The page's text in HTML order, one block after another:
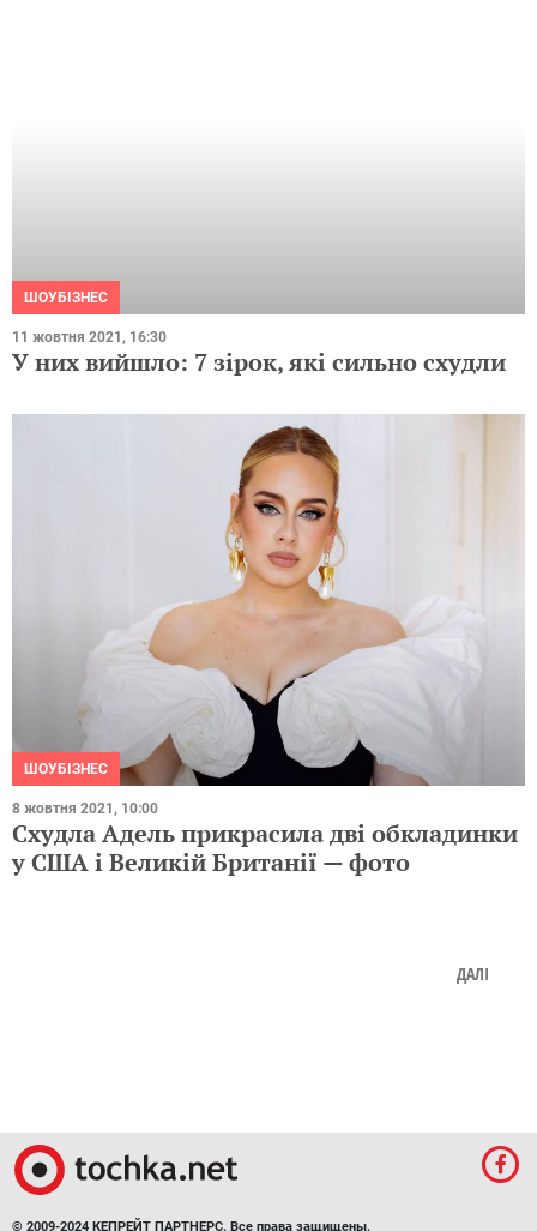
ШОУБІЗНЕС
У них вийшло: 7 зірок, які сильно схудли
ШОУБІЗНЕС
Схудла Адель прикрасила дві обкладинки
у США і Великій Британії — фото
© 2009-2024 КЕПРЕЙТ ПАРТНЕРС. Все права защищены.